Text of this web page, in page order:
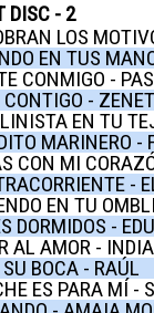
DISC - 2
LOS
EN TUS
CONMIGO -
CONTIGO - ZENET
EN TU
MARINERO -
CON MI
-
EN TU
DORMIDOS -
AL AMOR -
BOCA - RAÚL
ES PARA MÍ -